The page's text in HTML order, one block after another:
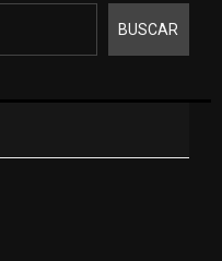
BUSCAR